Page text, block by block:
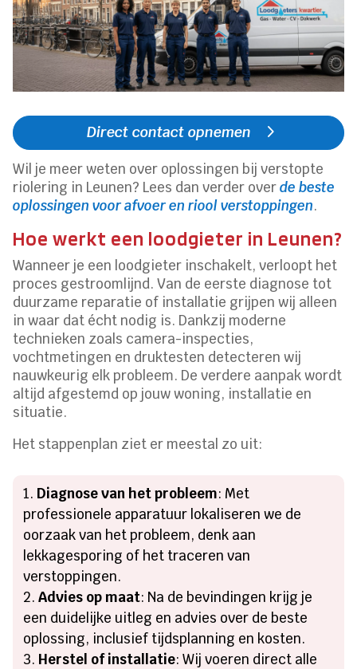
Direct contact opnemen
Wil je meer weten over oplossingen bij verstopte
riolering in Leunen? Lees dan verder overde beste
oplossingen voor afvoer en riool verstoppingen.
Hoe werkt een loodgieter in Leunen?
Wanneer je een loodgieter inschakelt, verloopt het
proces gestroomlijnd. Van de eerste diagnose tot
duurzame reparatie of installatie grijpen wij alleen
in waar dat écht nodig is. Dankzij moderne
technieken zoals camera-inspecties,
vochtmetingen en druktesten detecteren wij
nauwkeurig elk probleem. De verdere aanpak wordt
altijd afgestemd op jouw woning, installatie en
situatie.
Het stappenplan ziet er meestal zo uit:
Diagnose van het probleem: Met
professionele apparatuur lokaliseren we de
oorzaak van het probleem, denk aan
lekkagesporing of het traceren van
verstoppingen.
Advies op maat: Na de bevindingen krijg je
een duidelijke uitleg en advies over de beste
oplossing, inclusief tijdsplanning en kosten.
Herstel of installatie: Wij voeren direct alle